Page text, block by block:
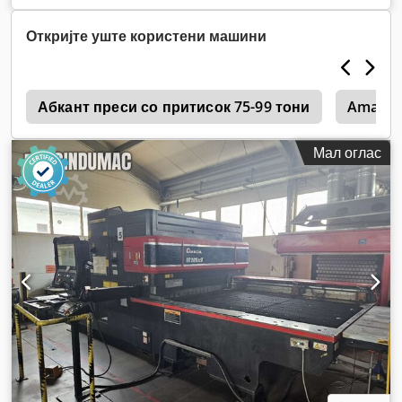
Откријте уште користени машини
Абкант преси со притисок 75-99 тони Amada
Мал оглас